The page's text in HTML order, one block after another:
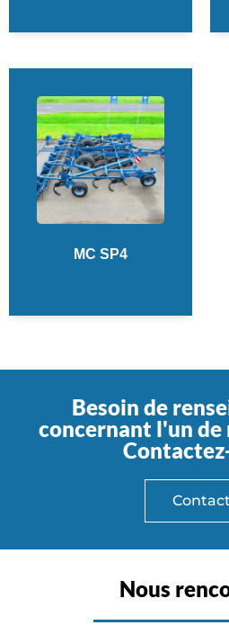
MC SP4
Besoin de
concernant l'un de
Contact
Nous